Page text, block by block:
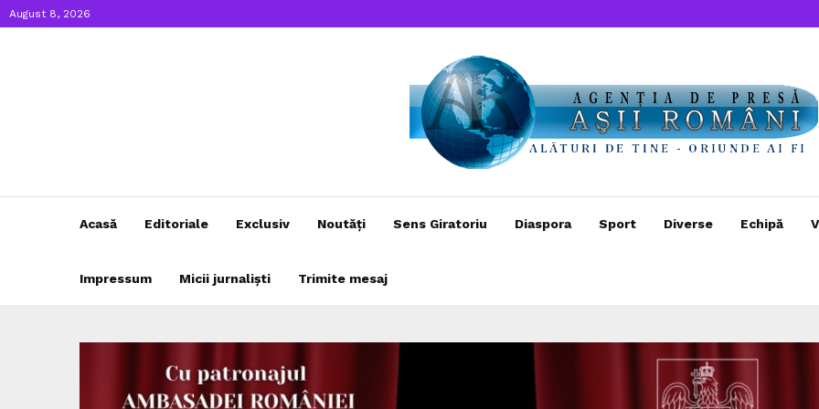
August 8, 2026
Acasă Editoriale Exclusiv Noutăți Sens Giratoriu Diaspora Sport Diverse Echipă
Impressum Micii jurnaliști Trimite mesaj